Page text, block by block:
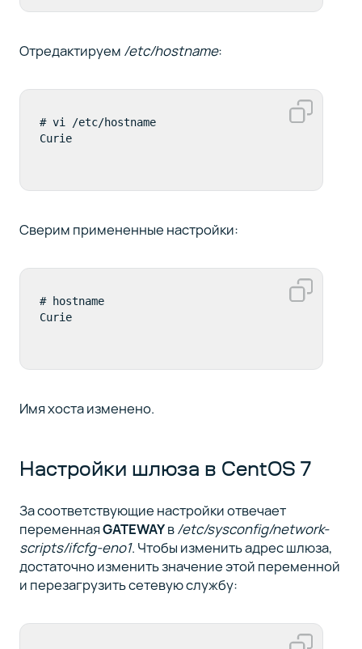
Отредактируем /etc/hostname:
# vi /etc/hostname
Curie
Сверим примененные настройки:
# hostname
Curie
Имя хоста изменено.
Настройки шлюза в CentOS 7
За соответствующие настройки отвечает
переменнаяGATEWAYв/etc/sysconfig/network-
scripts/ifcfg-eno1. Чтобы изменить адрес шлюза,
достаточно изменить значение этой переменной
и перезагрузить сетевую службу: